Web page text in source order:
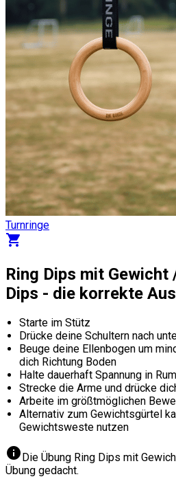
Turnringe
shopping_cart
Ring Dips mit Gewicht
Dips - die korrekte
Starte im Stütz
Drücke deine Schultern nach
Beuge deine Ellenbogen um
dich Richtung Boden
Halte dauerhaft Spannung in
Strecke die Arme und drücke
Arbeite im größtmöglichen
Alternativ zum Gewichtsgürtel
Gewichtsweste nutzen
info Die Übung Ring Dips mit
Übung gedacht.